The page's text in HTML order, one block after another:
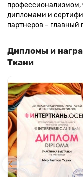
дипломами и
партнеров – главный
Дипломы и
Ткани